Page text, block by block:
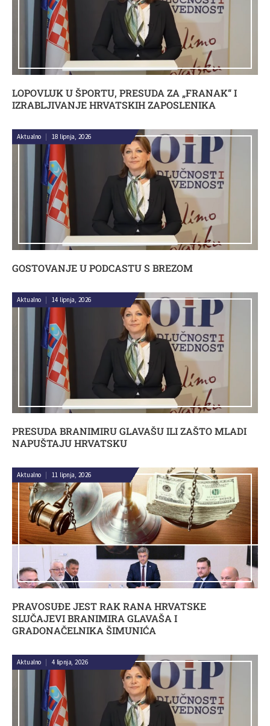
LOPOVLUK U ŠPORTU, PRESUDA ZA „FRANAK“ I
IZRABLJIVANJE HRVATSKIH ZAPOSLENIKA
GOSTOVANJE U PODCASTU S BREZOM
Aktualno | 18 lipnja, 2026
PRESUDA BRANIMIRU GLAVAŠU ILI ZAŠTO MLADI
NAPUŠTAJU HRVATSKU
Aktualno | 14 lipnja, 2026
PRAVOSUĐE JEST RAK RANA HRVATSKE
SLUČAJEVI BRANIMIRA GLAVAŠA I
GRADONAČELNIKA ŠIMUNIĆA
Aktualno | 11 lipnja, 2026
Aktualno | 4 lipnja, 2026